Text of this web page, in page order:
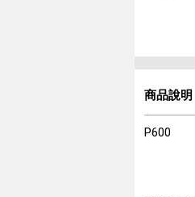
商品說明
P600